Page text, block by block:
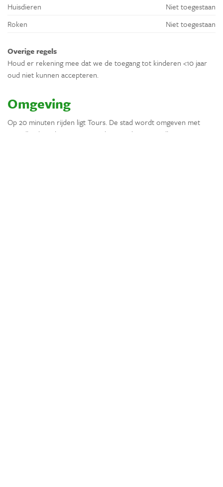
Huisdieren
Niet toegestaan
Roken
Niet toegestaan
Overige regels
Houd er rekening mee dat we de toegang tot kinderen <10 jaar
oud niet kunnen accepteren.
Omgeving
Op 20 minuten rijden ligt Tours. De stad wordt omgeven met
tientallen kastelen en wijngaarden van de Loire-vallei.